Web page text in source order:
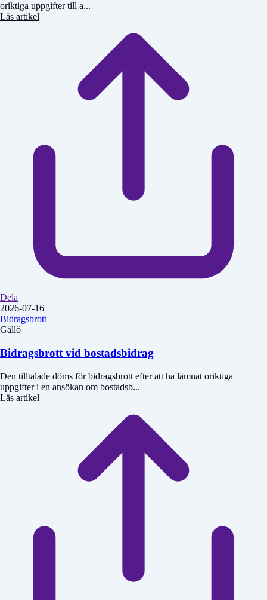
oriktiga uppgifter till a...
Läs artikel
Dela
2026-07-16
Bidragsbrott
Gällö
Bidragsbrott vid bostadsbidrag
Den tilltalade döms för bidragsbrott efter att ha lämnat oriktiga
uppgifter i en ansökan om bostadsb...
Läs artikel